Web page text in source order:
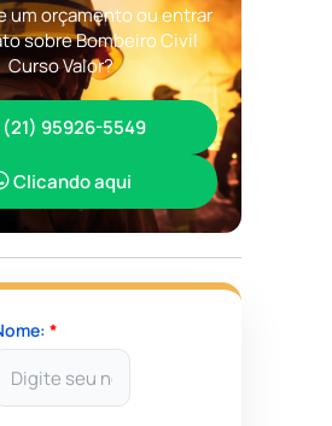
um orçamento ou entrar
sobre Bombeiro Civil
Curso Valor?
95926-5549
Clicando aqui
*